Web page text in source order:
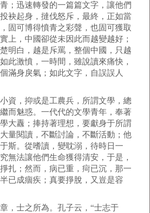
；迅速轉發的一篇篇文字，讓他們
袂起身，撻伐怒斥，最終，正如當
固可博得憤青之彩聲，也固可獲取
上，中國卻從未因此而越變越好；
明白，越是斥罵，整個中國，只越
此激憤，一時間，雖說讀來痛快，
滿身戾氣；如此文字，自誤誤人
，抑或是工農兵，所謂文學，總
而魅惑。一代代的文學青年，奉著
大纛；捧持著理想，要獻身于所謂
量閱讀，不斷討論，不斷活動；他
斯。從嗜讀，變耽溺，待時日一
無法讓他們生命獲得清安，于是，
扎；然而，病已重，疴已沉，那一
已成痼疾；真要掙脫，又豈是容
士之所為。孔子云，“士志于